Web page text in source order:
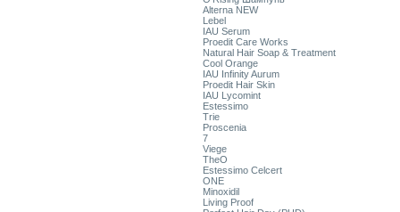
Alterna NEW
Lebel
IAU Serum
Proedit Care Works
Natural Hair Soap & Treatment
Cool Orange
IAU Infinity Aurum
Proedit Hair Skin
IAU Lycomint
Estessimo
Trie
Proscenia
7
Viege
TheO
Estessimo Celcert
ONE
Minoxidil
Living Proof